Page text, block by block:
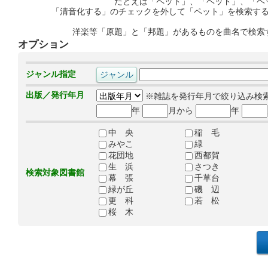
「清音化する」のチェックを外して「ペット」を検索
洋楽等「原題」と「邦題」があるものを曲名で検
オプション
ジャンル指定
出版／発行年月
※雑誌を発行年月で絞り込み検
年
月から 年
検索対象図書館
中 央
稲 毛
みやこ
緑
花団地
西都賀
生 浜
さつき
幕 張
千草台
緑が丘
磯 辺
更 科
若 松
桜 木